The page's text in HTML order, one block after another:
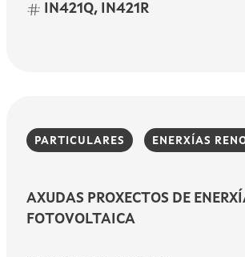
IN421Q, IN421R
PARTICULARES ENERXÍAS
AXUDAS PROXECTOS DE
FOTOVOLTAICA